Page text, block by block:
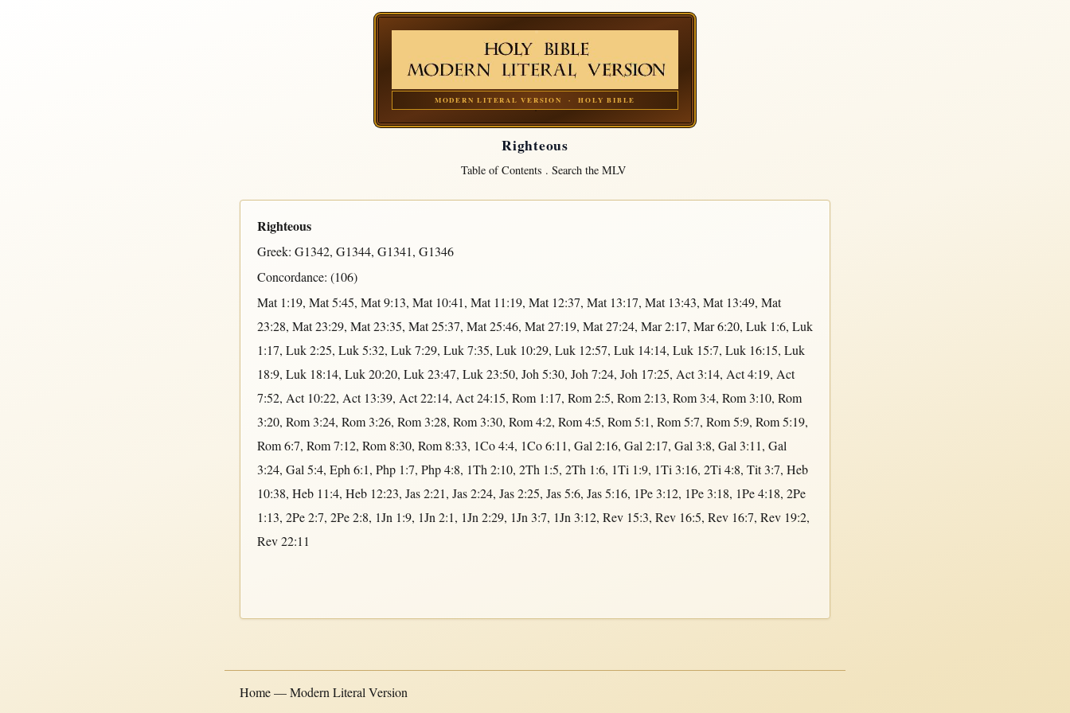
MODERN LITERAL VERSION · HOLY BIBLE
Righteous
Table of Contents .Search the MLV
Righteous
Greek: G1342, G1344, G1341, G1346
Concordance: (106)
Mat 1:19, Mat 5:45, Mat 9:13, Mat 10:41, Mat 11:19, Mat 12:37, Mat 13:17, Mat 13:43, Mat 13:49, Mat
23:28, Mat 23:29, Mat 23:35, Mat 25:37, Mat 25:46, Mat 27:19, Mat 27:24, Mar 2:17, Mar 6:20, Luk 1:6, Luk
1:17, Luk 2:25, Luk 5:32, Luk 7:29, Luk 7:35, Luk 10:29, Luk 12:57, Luk 14:14, Luk 15:7, Luk 16:15, Luk
18:9, Luk 18:14, Luk 20:20, Luk 23:47, Luk 23:50, Joh 5:30, Joh 7:24, Joh 17:25, Act 3:14, Act 4:19, Act
7:52, Act 10:22, Act 13:39, Act 22:14, Act 24:15, Rom 1:17, Rom 2:5, Rom 2:13, Rom 3:4, Rom 3:10, Rom
3:20, Rom 3:24, Rom 3:26, Rom 3:28, Rom 3:30, Rom 4:2, Rom 4:5, Rom 5:1, Rom 5:7, Rom 5:9, Rom 5:19,
Rom 6:7, Rom 7:12, Rom 8:30, Rom 8:33, 1Co 4:4, 1Co 6:11, Gal 2:16, Gal 2:17, Gal 3:8, Gal 3:11, Gal
3:24, Gal 5:4, Eph 6:1, Php 1:7, Php 4:8, 1Th 2:10, 2Th 1:5, 2Th 1:6, 1Ti 1:9, 1Ti 3:16, 2Ti 4:8, Tit 3:7, Heb
10:38, Heb 11:4, Heb 12:23, Jas 2:21, Jas 2:24, Jas 2:25, Jas 5:6, Jas 5:16, 1Pe 3:12, 1Pe 3:18, 1Pe 4:18, 2Pe
1:13, 2Pe 2:7, 2Pe 2:8, 1Jn 1:9, 1Jn 2:1, 1Jn 2:29, 1Jn 3:7, 1Jn 3:12, Rev 15:3, Rev 16:5, Rev 16:7, Rev 19:2,
Rev 22:11
Home — Modern Literal Version